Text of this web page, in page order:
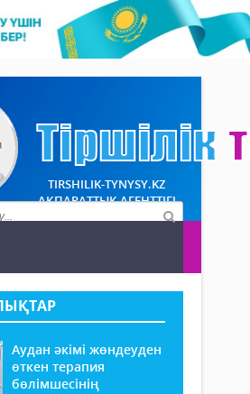
TIRSHILIK-TYNYSY.KZ
АҚПАРАТТЫҚ АГЕНТТІГІ
Аудан әкімі жөндеуден
өткен терапия
бөлімшесінің